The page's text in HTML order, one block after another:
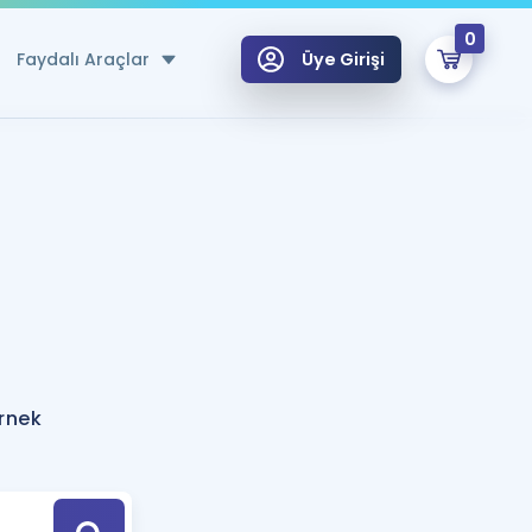
Faydalı Araçlar
Hesaplama Aracı
için Öneriler
Tek Takvimde
Üye Girişi
0